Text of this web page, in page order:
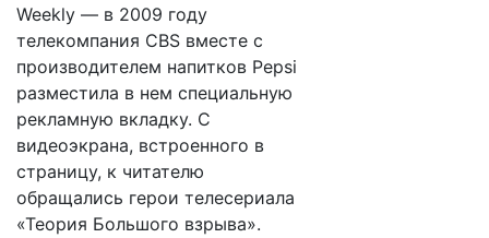
Weekly — в 2009 году
телекомпания CBS вместе с
производителем напитков Pepsi
разместила в нем специальную
рекламную вкладку. С
видеоэкрана, встроенного в
страницу, к читателю
обращались герои телесериала
«Теория Большого взрыва».